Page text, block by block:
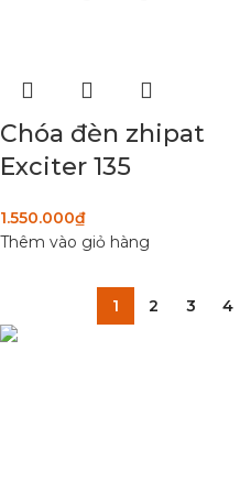
Chóa đèn zhipat
Exciter 135
1.550.000₫
Thêm vào giỏ hàng
1 2 3 4